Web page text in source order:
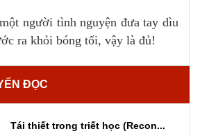
người tình nguyện đưa tay dìu
ra khỏi bóng tối, vậy là đủ!
ĐỌC
Tái thiết trong triết học (Recon...